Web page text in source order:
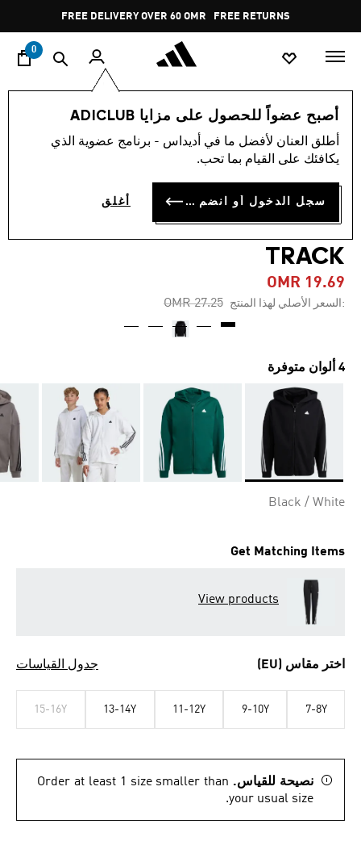
Pause
promotion
rotation
FREE DELIVERY OVER 60 OMR FREE RETURNS
0
أصبح عضواً للحصول على مزايا ADICLUB
أطلق العنان لأفضل ما في أديداس - برنامج عضوية الذي
يكافئك على القيام بما تحب.
سجل الدخول أو انضم الآن أغلق
الأطفال الملابس
-25%
سترة FUTURE ICONS 3-
STRIPES FULL-ZIP HOODED
TRACK
OMR 19.69
:السعر الأصلي لهذا المنتج Price reduced from
OMR 27.25
to
4 ألوان متوفرة
Black / White
Get Matching Items
View products
اختر مقاس (EU) جدول القياسات
7-8Y
9-10Y
11-12Y
13-14Y
15-16Y
نصيحة للقياس. Order at least 1 size smaller than
your usual size.